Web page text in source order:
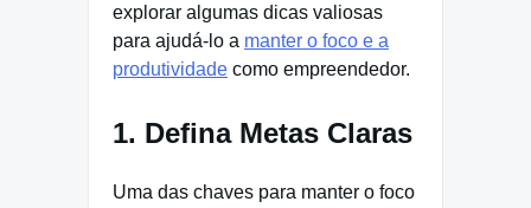
explorar algumas dicas valiosas
para ajudá-lo a manter o foco e a
produtividade como empreendedor.
1. Defina Metas Claras
Uma das chaves para manter o foco